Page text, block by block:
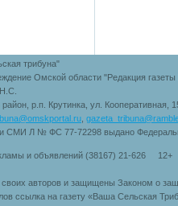
трибуна"
Омской области "Редакция
р.п. Крутинка, ул. Кооперативная,
СМИ Л № ФС 77-72298 выдано
и объявлений (38167) 21-626 12+
авторов и защищены Законом о
ссылка на газету «Ваша Сельская